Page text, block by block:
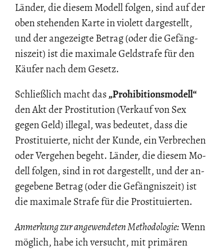
Län­der, die die­sem Mo­dell fol­gen, sind auf der
oben ste­hen­den Karte in vio­lett dar­ge­stellt,
und der an­ge­zeig­te Be­trag (oder die Ge­fäng­
nis­zeit) ist die ma­xi­ma­le Geld­stra­fe für den
Käu­fer nach dem Ge­setz.
Schlie­ß­lich macht das„Pro­hi­bi­ti­ons­mo­dell“
den Akt der Pro­sti­tu­ti­on (Ver­kauf von Sex
gegen Geld) il­le­gal, was be­deu­tet, dass die
Pro­sti­tu­ier­te, nicht der Kunde, ein Ver­bre­chen
oder Ver­ge­hen be­geht. Län­der, die die­sem Mo­
dell fol­gen, sind in rot dar­ge­stellt, und der an­
ge­ge­be­ne Be­trag (oder die Ge­fäng­nis­zeit) ist
die ma­xi­ma­le Stra­fe für die Pro­sti­tu­ier­ten.
An­mer­kung zur an­ge­wen­de­ten Me­tho­do­lo­gie:Wenn
mög­lich, habe ich ver­sucht, mit pri­mä­ren